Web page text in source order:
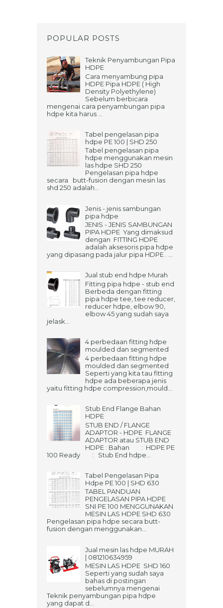
POPULAR POSTS
Teknik Penyambungan Pipa
HDPE
Cara menyambung pipa
HDPE Pipa HDPE ( High
Density Polyethylene)
Sebelum berbicara
mengenai cara penyambungan pipa
hdpe kita harus ...
Tabel pengelasan pipa
hdpe PE 100 | SHD 250
Tabel pengelasan pipa
hdpe menggunakan mesin
las hdpe SHD 250
Pengelasan pipa hdpe
secara butt-fusion dengan mesin las
shd 250 adalah...
Jenis - jenis sambungan
pipa hdpe
JENIS - JENIS SAMBUNGAN
PIPA HDPE Yang dimaksud
dengan FITTING HDPE
adalah aksesoris pipa hdpe
yang dipasang pada jalur pipa HDPE . ...
Jual stub end hdpe Murah
Fitting pipa hdpe - stub end
Berbeda dengan fitting
pipa hdpe tee, tee reducer,
reducer hdpe, elbow 90,
elbow 45 yang sudah saya
jelask...
4 perbedaan fitting hdpe
moulded dan segmented
4 perbedaan fitting hdpe
moulded dan segmented
Seperti yang kita tau fitting
hdpe ada beberapa jenis
yaitu fitting hdpe compression,mould...
Stub End Flange Bahan
HDPE
STUB END / FLANGE
ADAPTOR - HDPE FLANGE
ADAPTOR atau STUB END
HDPE : Bahan : HDPE PE
100 Ready : Stub End hdpe...
Tabel Pengelasan Pipa
Hdpe PE 100 | SHD 630
TABEL PANDUAN
PENGELASAN PIPA HDPE
SNI PE 100 MENGGUNAKAN
MESIN LAS HDPE SHD 630
Pengelasan pipa hdpe secara butt-
fusion dengan menggunakan...
Jual mesin las hdpe MURAH
| 081210634959
MESIN LAS HDPE SHD 160
Seperti yang sudah saya
bahas di postingan
sebelumnya mengenai
Teknik penyambungan pipa hdpe
yang dapat d...